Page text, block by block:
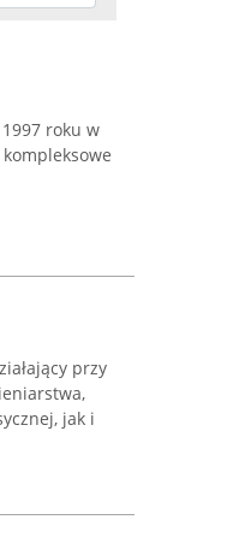
roku w
przy
jak i